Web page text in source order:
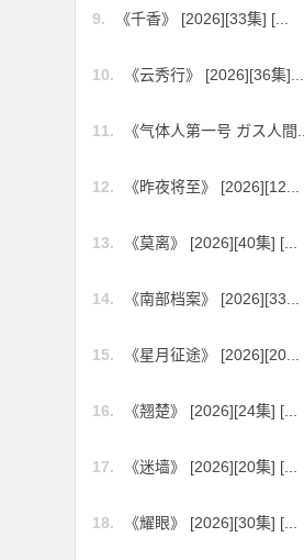
9.
《千香》 [2026][33集] [...
10.
《云秀行》 [2026][36集]...
11.
《气体人第一号 ガス人間...
12.
《昨夜将至》 [2026][12...
13.
《莫离》 [2026][40集] [...
14.
《南部档案》 [2026][33...
15.
《星月征途》 [2026][20...
16.
《翘楚》 [2026][24集] [...
17.
《迷墙》 [2026][20集] [...
18.
《耀眼》 [2026][30集] [...